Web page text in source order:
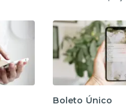
Boleto Único